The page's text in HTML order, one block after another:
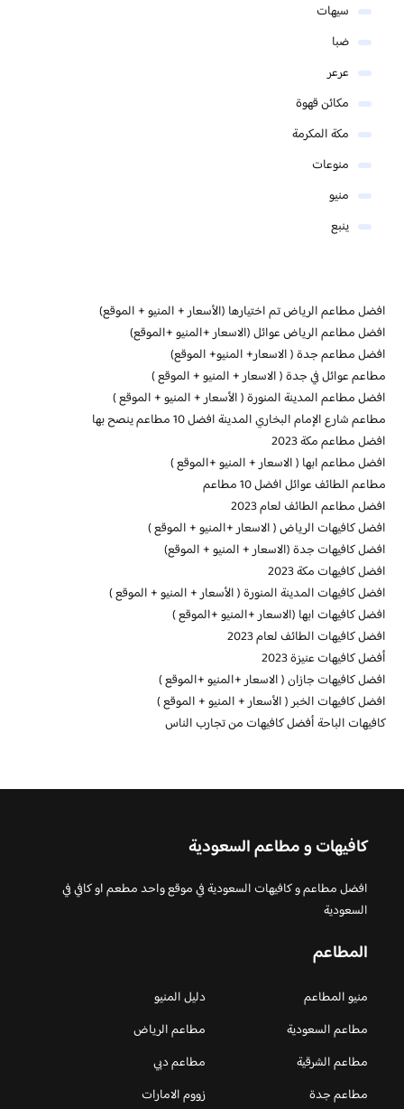
سيهات
ضبا
عرعر
مكائن قهوة
مكة المكرمة
منوعات
منيو
ينبع
افضل مطاعم الرياض تم اختيارها (الأسعار + المنيو + الموقع)
افضل مطاعم الرياض عوائل (الاسعار +المنيو +الموقع)
افضل مطاعم جدة ( الاسعار+ المنيو+ الموقع)
مطاعم عوائل في جدة ( الاسعار + المنيو + الموقع )
افضل مطاعم المدينة المنورة ( الأسعار + المنيو + الموقع )
مطاعم شارع الإمام البخاري المدينة افضل 10 مطاعم ينصح بها
افضل مطاعم مكة 2023
افضل مطاعم ابها ( الاسعار + المنيو +الموقع )
مطاعم الطائف عوائل افضل 10 مطاعم
افضل مطاعم الطائف لعام 2023
افضل كافيهات الرياض ( الاسعار +المنيو + الموقع )
افضل كافيهات جدة (الاسعار + المنيو + الموقع)
افضل كافيهات مكة 2023
افضل كافيهات المدينة المنورة ( الأسعار + المنيو + الموقع )
افضل كافيهات ابها (الاسعار +المنيو +الموقع )
افضل كافيهات الطائف لعام 2023
أفضل كافيهات عنيزة 2023
افضل كافيهات جازان ( الاسعار +المنيو +الموقع )
افضل كافيهات الخبر ( الأسعار + المنيو + الموقع )
كافيهات الباحة أفضل كافيهات من تجارب الناس
كافيهات و مطاعم السعودية
افضل مطاعم و كافيهات السعودية في موقع واحد مطعم او كافي في
السعودية
المطاعم
منيو المطاعم
دليل المنيو
مطاعم السعودية
مطاعم الرياض
مطاعم الشرقية
مطاعم دبي
مطاعم جدة
زووم الامارات